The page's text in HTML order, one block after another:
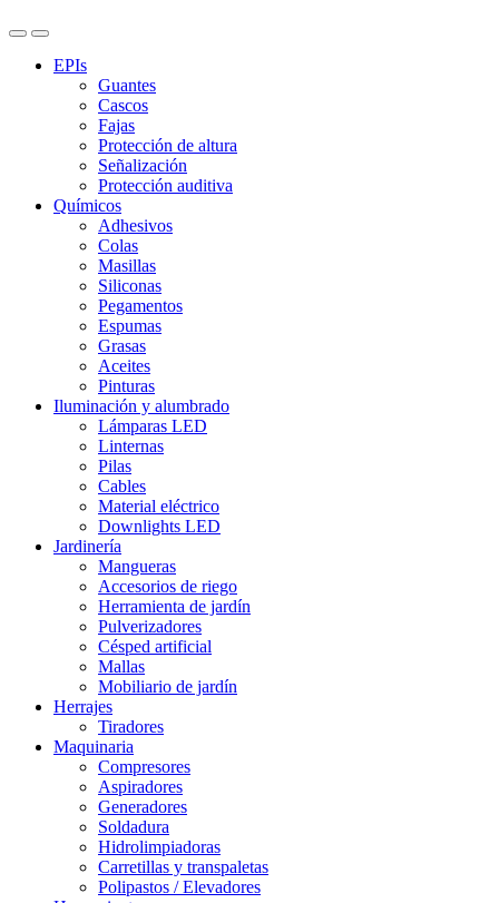
EPIs
Guantes
Cascos
Fajas
Protección de altura
Señalización
Protección auditiva
Químicos
Adhesivos
Colas
Masillas
Siliconas
Pegamentos
Espumas
Grasas
Aceites
Pinturas
Iluminación y alumbrado
Lámparas LED
Linternas
Pilas
Cables
Material eléctrico
Downlights LED
Jardinería
Mangueras
Accesorios de riego
Herramienta de jardín
Pulverizadores
Césped artificial
Mallas
Mobiliario de jardín
Herrajes
Tiradores
Maquinaria
Compresores
Aspiradores
Generadores
Soldadura
Hidrolimpiadoras
Carretillas y transpaletas
Polipastos / Elevadores